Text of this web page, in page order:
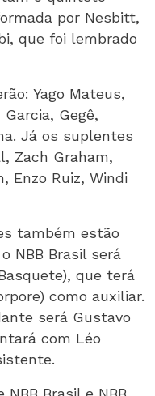
por Nesbitt,
que foi lembrado
Yago Mateus,
Gegê,
Já os suplentes
Zach Graham,
Enzo Ruiz, Windi
também estão
NBB Brasil será
que terá
como auxiliar.
será Gustavo
com Léo